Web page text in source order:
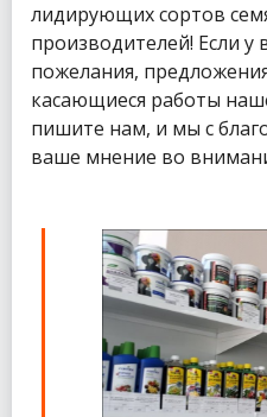
лидирующих сортов
производителей! Если у
пожелания,
касающиеся работы
пишите нам, и мы с
ваше мнение во